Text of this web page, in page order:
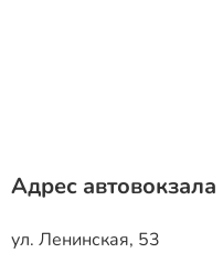
Адрес автовокзала
ул. Ленинская, 53